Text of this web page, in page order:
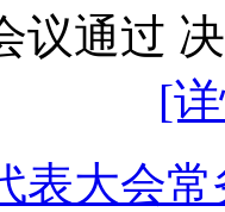
议通过
。 [
表大会